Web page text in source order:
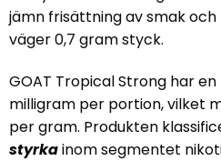
jämn frisättning av smak
väger 0,7 gram styck.
GOAT Tropical Strong har en
milligram per portion, vilket
per gram. Produkten
styrkainom segmentet